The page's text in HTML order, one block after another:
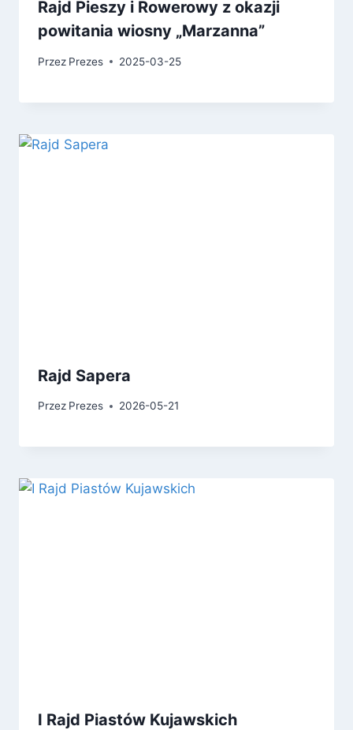
Rajd Pieszy i Rowerowy z okazji
powitania wiosny „Marzanna”
Przez Prezes 2025-03-25
Rajd Sapera
Przez Prezes 2026-05-21
I Rajd Piastów Kujawskich